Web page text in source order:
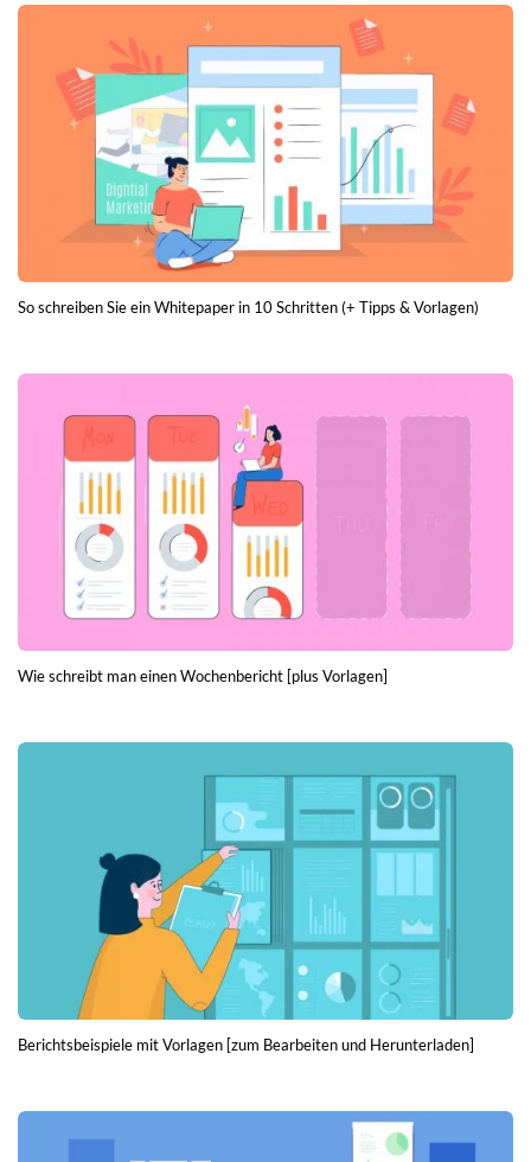
So schreiben Sie ein Whitepaper in 10 Schritten (+ Tipps & Vorlagen)
Wie schreibt man einen Wochenbericht [plus Vorlagen]
Berichtsbeispiele mit Vorlagen [zum Bearbeiten und Herunterladen]